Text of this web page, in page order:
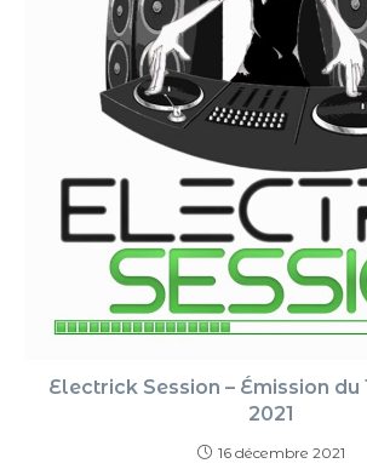
Electrick Session – Émission du
2021
16 décembre 2021